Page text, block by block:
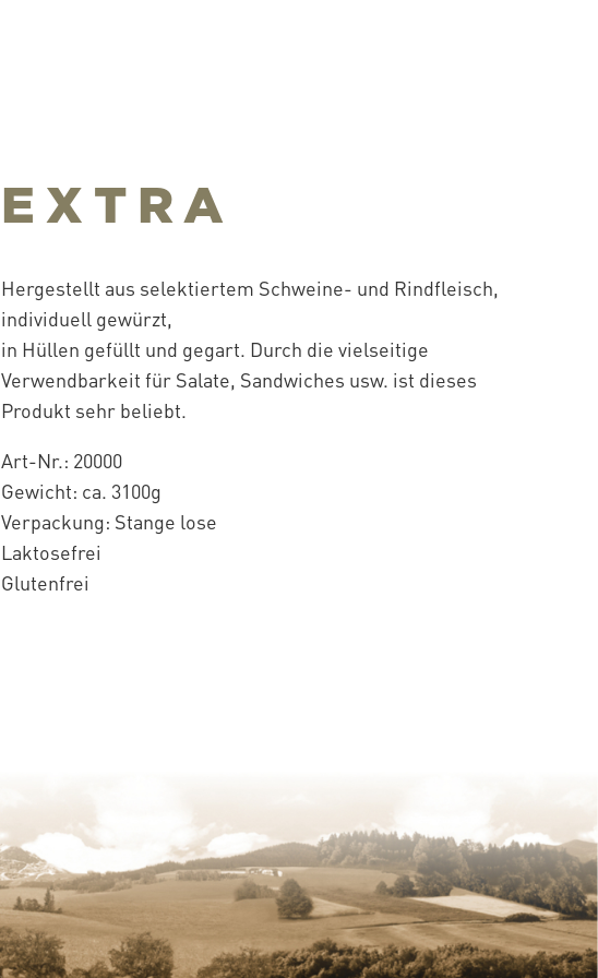
EXTRA
Hergestellt aus selektiertem Schweine- und Rindfleisch,
individuell gewürzt,
in Hüllen gefüllt und gegart. Durch die vielseitige
Verwendbarkeit für Salate, Sandwiches usw. ist dieses
Produkt sehr beliebt.
Art-Nr.: 20000
Gewicht: ca. 3100g
Verpackung: Stange lose
Laktosefrei
Glutenfrei